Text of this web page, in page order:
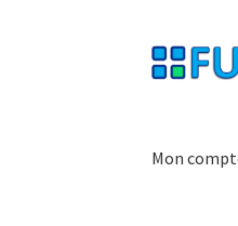
Aller
à
Aller
au
Mon